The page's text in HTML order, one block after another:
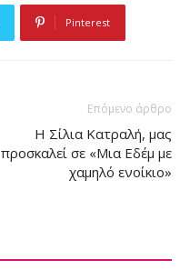
Pinterest
Επόμενο άρθρο
Η Σίλια Κατραλή, μας
προσκαλεί σε «Μια Εδέμ με
χαμηλό ενοίκιο»